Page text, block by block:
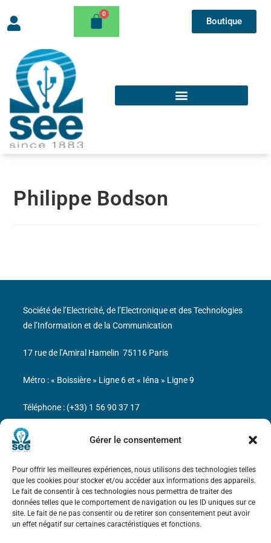
Gérer le consentement
Pour offrir les meilleures expériences, nous utilisons des technologies telles
que les cookies pour stocker et/ou accéder aux informations des appareils.
Le fait de consentir à ces technologies nous permettra de traiter des
données telles que le comportement de navigation ou les ID uniques sur ce
site. Le fait de ne pas consentir ou de retirer son consentement peut avoir
un effet négatif sur certaines caractéristiques et fonctions.
Boutique
Philippe Bodson
Bicentenaire des découvertes d’André-
Marie Ampère
Mentions légales
Société de l’Electricité, de l’Electronique et des Technologies
de l’Information et de la Communication
17 rue de l’Amiral Hamelin 75116 Paris
Métro : « Boissière » Ligne 6 et « Iéna » Ligne 9
Téléphone : (+33) 1 56 90 37 17
N° de SIREN : 785 393 232, Code APE : 9412Z TVA intra-
communautaire : FR44 785 393 232